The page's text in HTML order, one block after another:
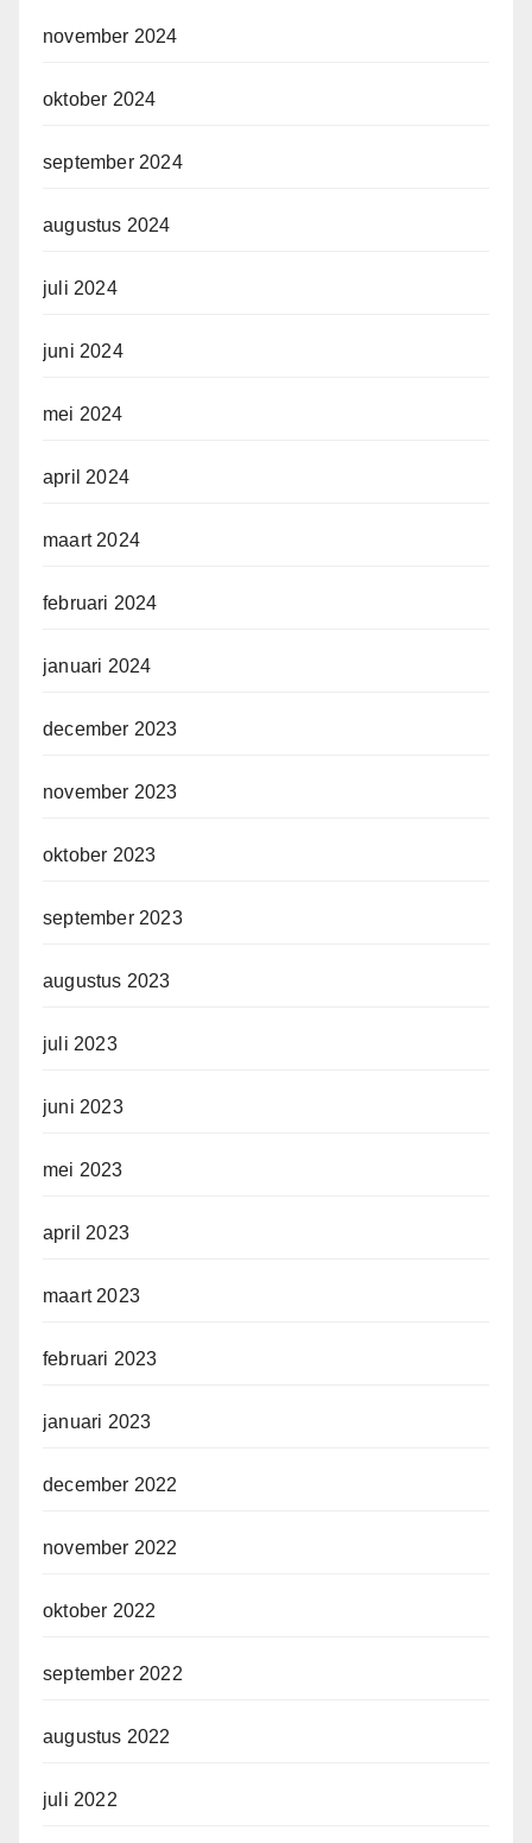
november 2024
oktober 2024
september 2024
augustus 2024
juli 2024
juni 2024
mei 2024
april 2024
maart 2024
februari 2024
januari 2024
december 2023
november 2023
oktober 2023
september 2023
augustus 2023
juli 2023
juni 2023
mei 2023
april 2023
maart 2023
februari 2023
januari 2023
december 2022
november 2022
oktober 2022
september 2022
augustus 2022
juli 2022